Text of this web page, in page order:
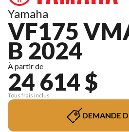
Yamaha
VF175
B 2024
À partir de
24 614 $
Tous frais inclus
DEMANDE